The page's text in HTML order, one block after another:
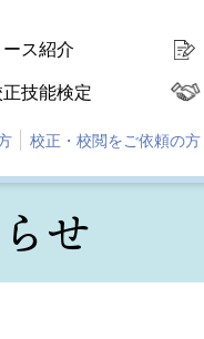
ース紹介
技能検定
校正・校閲をご依頼の方
せ